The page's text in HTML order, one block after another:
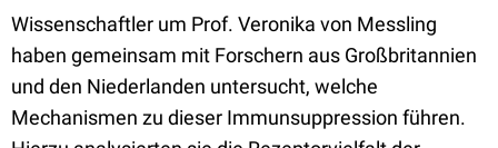
Wissenschaftler um Prof. Veronika von Messling
haben gemeinsam mit Forschern aus Großbritannien
und den Niederlanden untersucht, welche
Mechanismen zu dieser Immunsuppression führen.